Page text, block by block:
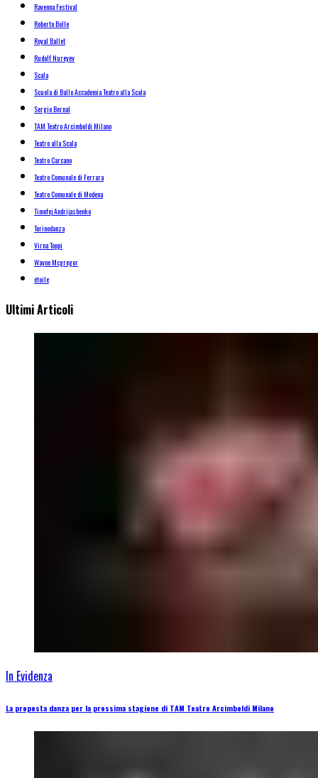
Ravenna Festival
Roberto Bolle
Royal Ballet
Rudolf Nureyev
Scala
Scuola di Ballo Accademia Teatro alla Scala
Sergio Bernal
TAM Teatro Arcimboldi Milano
Teatro alla Scala
Teatro Carcano
Teatro Comunale di Ferrara
Teatro Comunale di Modena
Timofej Andrijashenko
Torinodanza
Virna Toppi
Wayne Mcgregor
étoile
Ultimi Articoli
In Evidenza
La proposta danza per la prossima stagione di TAM Teatro Arcimboldi Milano